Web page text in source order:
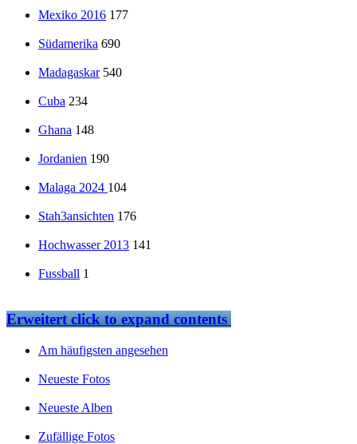
Mexiko 2016 177
Südamerika 690
Madagaskar 540
Cuba 234
Ghana 148
Jordanien 190
Malaga 2024 104
Stah3ansichten 176
Hochwasser 2013 141
Fussball 1
Erweitertclick to expand contents
Am häufigsten angesehen
Neueste Fotos
Neueste Alben
Zufällige Fotos